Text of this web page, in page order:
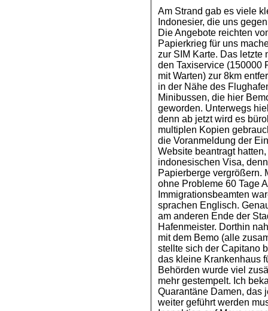
Am Strand gab es viele
Indonesier, die uns
Die Angebote reichten
Papierkrieg für uns
zur SIM Karte. Das letzte
den Taxiservice (150000
mit Warten) zur 8km
in der Nähe des
Minibussen, die hier
geworden. Unterwegs
denn ab jetzt wird es
multiplen Kopien
die Voranmeldung der
Website beantragt
indonesischen Visa,
Papierberge vergrößern.
ohne Probleme 60 Tage
Immigrationsbeamten
sprachen Englisch.
am anderen Ende der
Hafenmeister. Dorthin
mit dem Bemo (alle
stellte sich der Capitano
das kleine Krankenhaus
Behörden wurde viel
mehr gestempelt. Ich
Quarantäne Damen, das
weiter geführt werden